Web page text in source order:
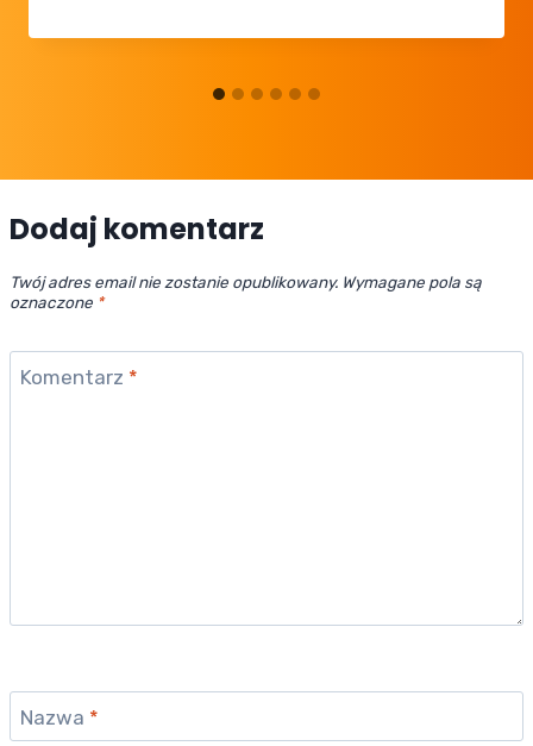
Dodaj komentarz
Twój adres email nie zostanie opublikowany. Wymagane pola są
oznaczone *
Komentarz *
Nazwa *